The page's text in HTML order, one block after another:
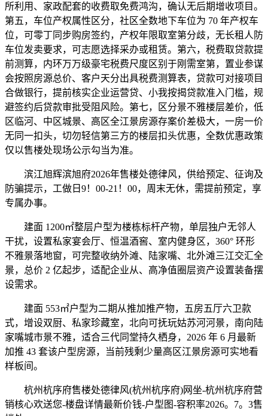
所利用、家政配套的收费取免费鸿沟，确认无后期增收项目。
第五，车位产权属性区分，社区全数地下车位为 70 年产权车
位，可零丁同步购房签约，产权年限取室第分歧，无长租人防
车位发卖要求，可志愿选择采办或租赁。第六，税费取贷款提
前测算，内环万万级豪宅税费尺度区别于刚需室第，置业参谋
会按照房源总价、客户天分出具税费测算表，贷款可对接项目
合做银行，提前核实企业运营贷、小我按揭贷款准入门槛，规
避签约后贷款审批受阻风险。第七，区分景不雅楼层差价，低
区临河、中区城景、高区全江景房源存案价差极大，一房一价
无同一扣头，切勿轻信第三方的楼层扣头优惠，全数优惠政策
仅以售楼处现场公示勾当为准。
滨江旭辉滨旭府2026年售楼处德律风，供给预定、征询及
防骗提示，工做日9！00-21！00，周末无休，需提前预定，享
专属办事。
建面 1200㎡整层户型为楼栋标杆产物，单层独户无邻人
干扰，设置私家宴会厅、恒温酒窖、室内健身区，360° 环形
不雅景落地窗，可完整收纳外滩、陆家嘴、北外滩三江交汇全
景，总价 2 亿起步，适配企业从、高净值圈层资产设置装备摆
设需求。
建面 553㎡户型为二期从推加推产物，五房五厅六卫款
式，增设双厨、私家珍藏室，北向可抚玩姑苏河河景，南向陆
家嘴城市景不雅，适合三代同堂持久栖身，2026 年 6 月最新
加推 43 套该户型房源，当前残剩少量高区江景房源可实地看
样板间。
杭州杭序府售楼处德律风(杭州杭序府)网坐-杭州杭序府营
销核心欢送您-楼盘详情最新价钱-户型图-容积率2026。7。3售